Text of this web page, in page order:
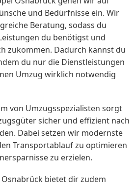
und Bedürfnisse ein. Wir
Beratung, sodass du
du benötigst und
zukommen. Dadurch kannst du
du nur die Dienstleistungen
Umzug wirklich notwendig
von Umzugsspezialisten sorgt
sicher und effizient nach
Dabei setzen wir modernste
Transportablauf zu optimieren
zu erzielen.
bietet dir zudem